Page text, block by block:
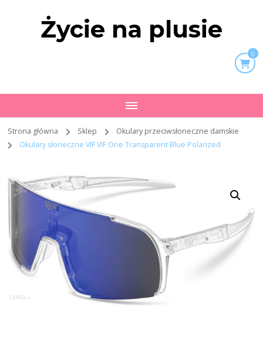
Życie na plusie
0
Strona główna Sklep
Okulary przeciwsłoneczne damskie
Okulary słoneczne VIF VIF One Transparent Blue Polarized